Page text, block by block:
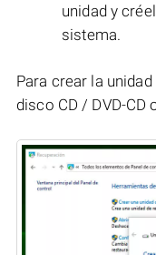
unidad y
sistema.
Para crear la
disco CD / DVD-CD